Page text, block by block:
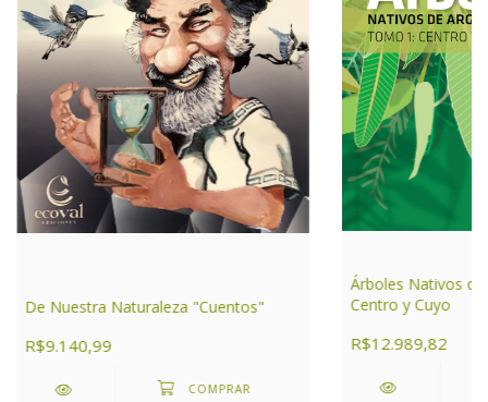
De Nuestra Naturaleza "Cuentos"
R$9.140,99
Árboles Nativos
Centro y Cuyo
R$12.989,82